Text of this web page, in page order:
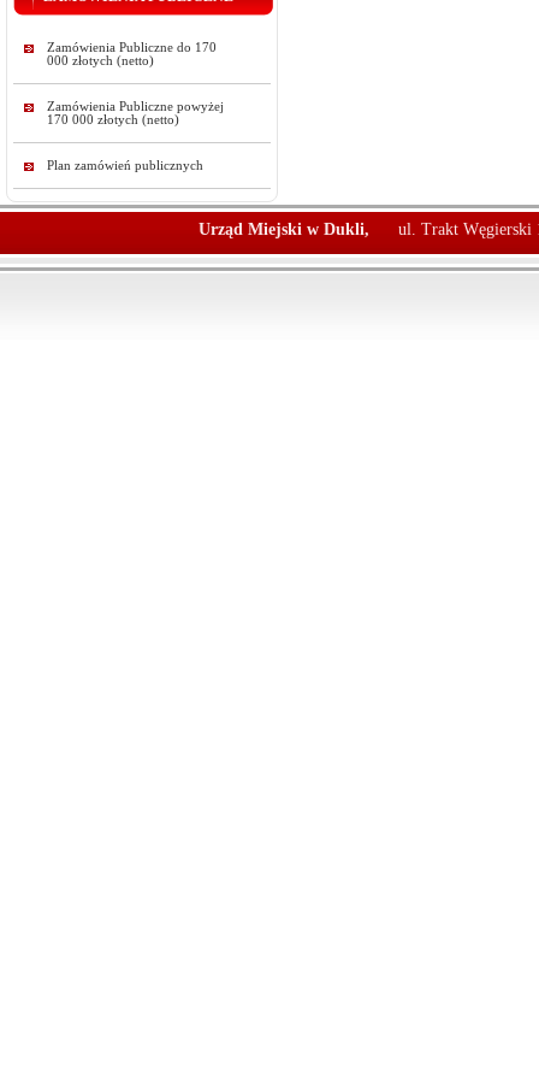
Zamówienia Publiczne do 170
000 złotych (netto)
Zamówienia Publiczne powyżej
170 000 złotych (netto)
Plan zamówień publicznych
Urząd Miejski w Dukli, ul. Trakt Węgierski